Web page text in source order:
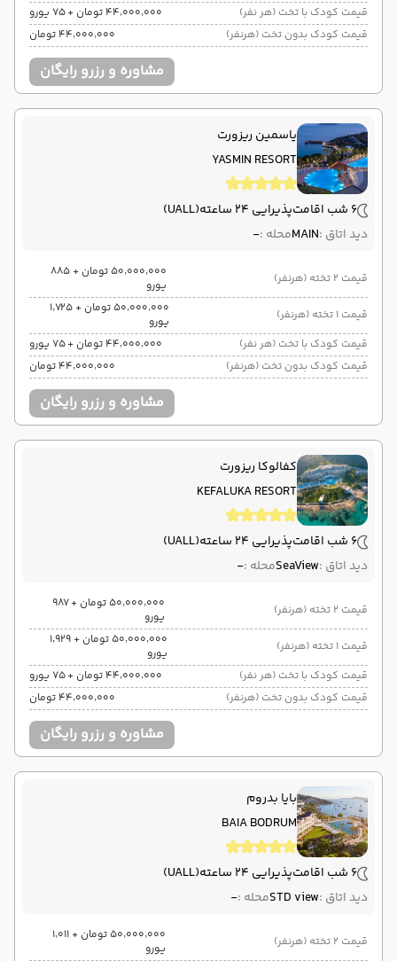
قیمت کودک با تخت (هر نفر)
۴۴٬۰۰۰٬۰۰۰ تومان + ۷۵ یورو
قیمت کودک بدون تخت (هرنفر)
۴۴٬۰۰۰٬۰۰۰ تومان
مشاوره و رزرو رایگان
یاسمین ریزورت
YASMIN RESORT
6 شب اقامت پذیرایی 24 ساعته
(UALL)
دید اتاق :MAINمحله :-
قیمت 2 تخته (هرنفر)
۵۰٬۰۰۰٬۰۰۰ تومان + ۸۸۵
یورو
قیمت 1 تخته (هرنفر)
۵۰٬۰۰۰٬۰۰۰ تومان + ۱٬۷۲۵
یورو
قیمت کودک با تخت (هر نفر)
۴۴٬۰۰۰٬۰۰۰ تومان + ۷۵ یورو
قیمت کودک بدون تخت (هرنفر)
۴۴٬۰۰۰٬۰۰۰ تومان
مشاوره و رزرو رایگان
کفالوکا ریزورت
KEFALUKA RESORT
6 شب اقامت پذیرایی 24 ساعته
(UALL)
دید اتاق :SeaViewمحله :-
قیمت 2 تخته (هرنفر)
۵۰٬۰۰۰٬۰۰۰ تومان + ۹۸۷
یورو
قیمت 1 تخته (هرنفر)
۵۰٬۰۰۰٬۰۰۰ تومان + ۱٬۹۲۹
یورو
قیمت کودک با تخت (هر نفر)
۴۴٬۰۰۰٬۰۰۰ تومان + ۷۵ یورو
قیمت کودک بدون تخت (هرنفر)
۴۴٬۰۰۰٬۰۰۰ تومان
مشاوره و رزرو رایگان
بایا بدروم
BAIA BODRUM
6 شب اقامت پذیرایی 24 ساعته
(UALL)
دید اتاق :STD viewمحله :-
قیمت 2 تخته (هرنفر)
۵۰٬۰۰۰٬۰۰۰ تومان + ۱٬۰۱۱
یورو